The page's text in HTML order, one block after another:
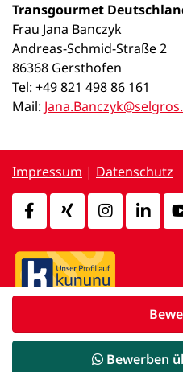
Transgourmet
Frau Jana Banczyk
Andreas-Schmid-Straße 2
86368 Gersthofen
Tel: +49 821 498 86 161
Mail:
Bewerben
Impressum | Datenschutz